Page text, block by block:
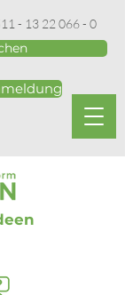
- 13 22 066 - 0